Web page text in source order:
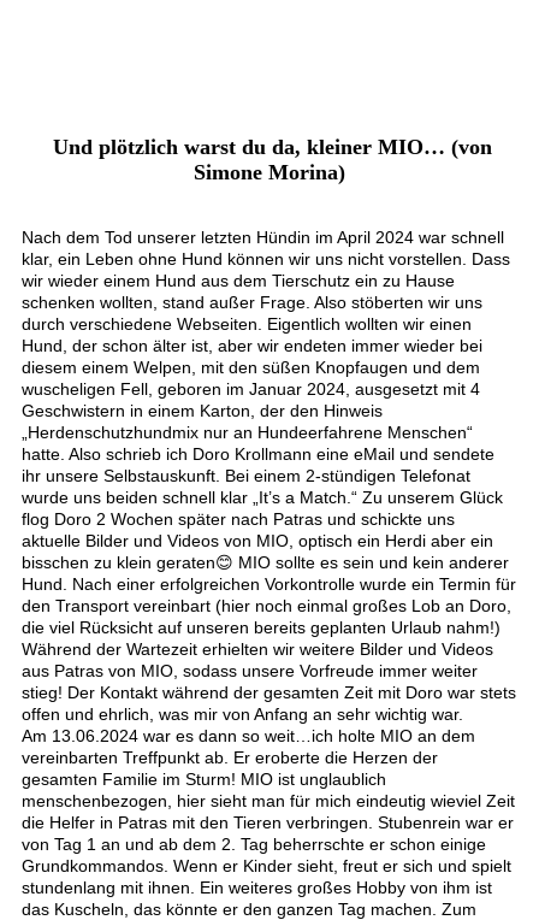
Und plötzlich warst du da, kleiner MIO… (von
Simone Morina)
Nach dem Tod unserer letzten Hündin im April 2024 war schnell
klar, ein Leben ohne Hund können wir uns nicht vorstellen. Dass
wir wieder einem Hund aus dem Tierschutz ein zu Hause
schenken wollten, stand außer Frage. Also stöberten wir uns
durch verschiedene Webseiten. Eigentlich wollten wir einen
Hund, der schon älter ist, aber wir endeten immer wieder bei
diesem einem Welpen, mit den süßen Knopfaugen und dem
wuscheligen Fell, geboren im Januar 2024, ausgesetzt mit 4
Geschwistern in einem Karton, der den Hinweis
„Herdenschutzhundmix nur an Hundeerfahrene Menschen“
hatte. Also schrieb ich Doro Krollmann eine eMail und sendete
ihr unsere Selbstauskunft. Bei einem 2-stündigen Telefonat
wurde uns beiden schnell klar „It’s a Match.“ Zu unserem Glück
flog Doro 2 Wochen später nach Patras und schickte uns
aktuelle Bilder und Videos von MIO, optisch ein Herdi aber ein
bisschen zu klein geraten😊 MIO sollte es sein und kein anderer
Hund. Nach einer erfolgreichen Vorkontrolle wurde ein Termin für
den Transport vereinbart (hier noch einmal großes Lob an Doro,
die viel Rücksicht auf unseren bereits geplanten Urlaub nahm!)
Während der Wartezeit erhielten wir weitere Bilder und Videos
aus Patras von MIO, sodass unsere Vorfreude immer weiter
stieg! Der Kontakt während der gesamten Zeit mit Doro war stets
offen und ehrlich, was mir von Anfang an sehr wichtig war.
Am 13.06.2024 war es dann so weit…ich holte MIO an dem
vereinbarten Treffpunkt ab. Er eroberte die Herzen der
gesamten Familie im Sturm! MIO ist unglaublich
menschenbezogen, hier sieht man für mich eindeutig wieviel Zeit
die Helfer in Patras mit den Tieren verbringen. Stubenrein war er
von Tag 1 an und ab dem 2. Tag beherrschte er schon einige
Grundkommandos. Wenn er Kinder sieht, freut er sich und spielt
stundenlang mit ihnen. Ein weiteres großes Hobby von ihm ist
das Kuscheln, das könnte er den ganzen Tag machen. Zum